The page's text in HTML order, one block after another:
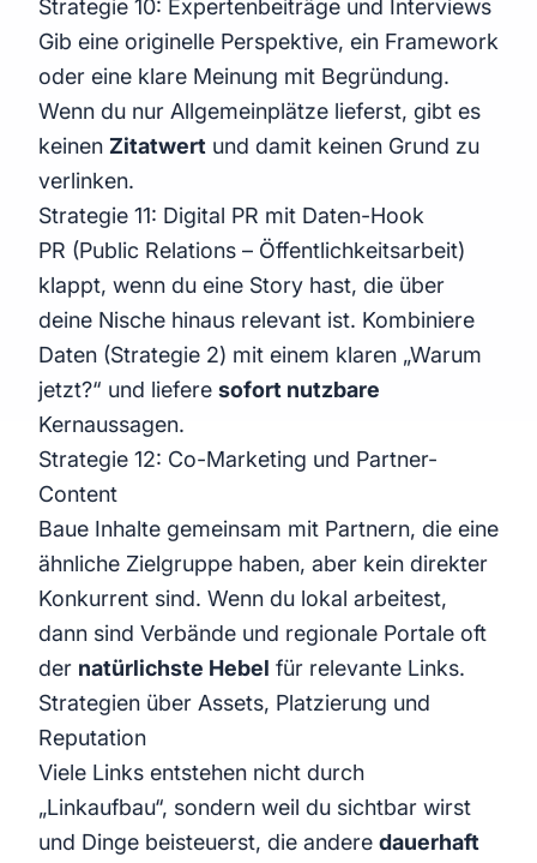
Strategie 10: Expertenbeiträge und Interviews
Gib eine originelle Perspektive, ein Framework
oder eine klare Meinung mit Begründung.
Wenn du nur Allgemeinplätze lieferst, gibt es
keinen Zitatwert und damit keinen Grund zu
verlinken.
Strategie 11: Digital PR mit Daten-Hook
PR (Public Relations – Öffentlichkeitsarbeit)
klappt, wenn du eine Story hast, die über
deine Nische hinaus relevant ist. Kombiniere
Daten (Strategie 2) mit einem klaren „Warum
jetzt?“ und liefere sofort nutzbare
Kernaussagen.
Strategie 12: Co-Marketing und Partner-
Content
Baue Inhalte gemeinsam mit Partnern, die eine
ähnliche Zielgruppe haben, aber kein direkter
Konkurrent sind. Wenn du lokal arbeitest,
dann sind Verbände und regionale Portale oft
der natürlichste Hebel für relevante Links.
Strategien über Assets, Platzierung und
Reputation
Viele Links entstehen nicht durch
„Linkaufbau“, sondern weil du sichtbar wirst
und Dinge beisteuerst, die andere dauerhaft